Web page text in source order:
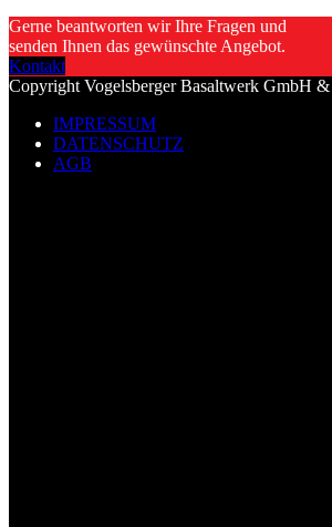
Gerne beantworten wir Ihre Fragen und
senden Ihnen das gewünschte Angebot.
Kontakt
Copyright Vogelsberger Basaltwerk GmbH
IMPRESSUM
DATENSCHUTZ
AGB